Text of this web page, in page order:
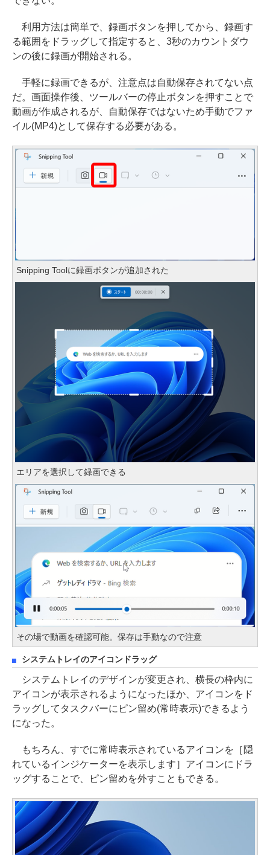
利用方法は簡単で、録画ボタンを押してから、録画す
る範囲をドラッグして指定すると、3秒のカウントダウ
ンの後に録画が開始される。
手軽に録画できるが、注意点は自動保存されてない点
だ。画面操作後、ツールバーの停止ボタンを押すことで
動画が作成されるが、自動保存ではないため手動でファ
イル(MP4)として保存する必要がある。
Snipping Toolに録画ボタンが追加された
エリアを選択して録画できる
その場で動画を確認可能。保存は手動なので注意
システムトレイのアイコンドラッグ
システムトレイのデザインが変更され、横長の枠内に
アイコンが表示されるようになったほか、アイコンをド
ラッグしてタスクバーにピン留め(常時表示)できるよう
になった。
もちろん、すでに常時表示されているアイコンを［隠
れているインジケーターを表示します］アイコンにドラ
ッグすることで、ピン留めを外すこともできる。